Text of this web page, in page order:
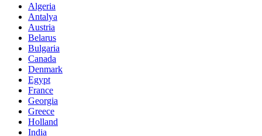
Algeria
Antalya
Austria
Belarus
Bulgaria
Canada
Denmark
Egypt
France
Georgia
Greece
Holland
India